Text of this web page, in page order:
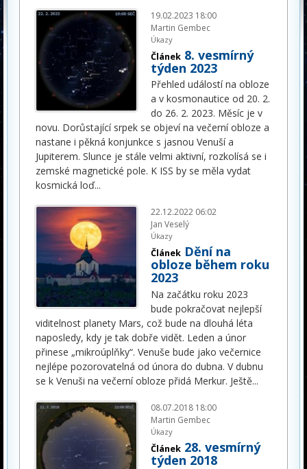
19.02.2023 18:00
Martin Gembec
Úkazy
Článek 8. vesmírný
týden 2023
Přehled událostí na obloze
a v kosmonautice od 20. 2.
do 26. 2. 2023. Měsíc je v
novu. Dorůstající srpek se objeví na večerní obloze a
nastane i pěkná konjunkce s jasnou Venuší a
Jupiterem. Slunce je stále velmi aktivní, rozkolísá se i
zemské magnetické pole. K ISS by se měla vydat
kosmická loď...
22.12.2022 06:02
Jan Veselý
Úkazy
Článek Dění na
obloze během roku
2023
Na začátku roku 2023
bude pokračovat nejlepší
viditelnost planety Mars, což bude na dlouhá léta
naposledy, kdy je tak dobře vidět. Leden a únor
přinese „mikroúplňky“. Venuše bude jako večernice
nejlépe pozorovatelná od února do dubna. V dubnu
se k Venuši na večerní obloze přidá Merkur. Ještě...
08.07.2018 18:00
Martin Gembec
Úkazy
Článek 28. vesmírný
týden 2018